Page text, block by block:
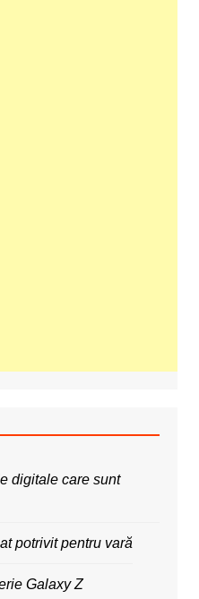
digitale care sunt
potrivit pentru vară
Galaxy Z